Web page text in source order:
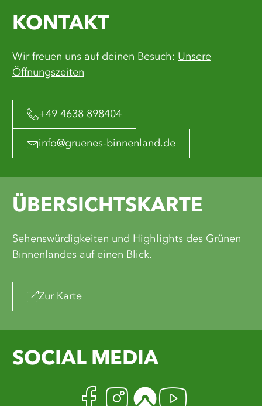
KONTAKT
Wir freuen uns auf deinen Besuch: Unsere
Öffnungszeiten
+49 4638 898404
info@gruenes-binnenland.de
ÜBERSICHTSKARTE
Sehenswürdigkeiten und Highlights des Grünen
Binnenlandes auf einen Blick.
Zur Karte
SOCIAL MEDIA
Facebook
Instagram
Komoot